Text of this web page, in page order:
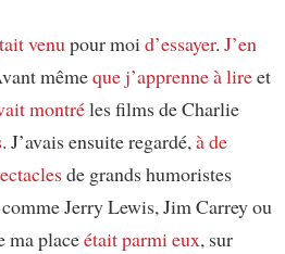
venupour moid’essayer. J’en
mêmeque j’apprenne à lireet
montréles films de Charlie
. J’avais ensuite regardé,à de
de grands humoristes
Jerry Lewis, Jim Carrey ou
ma placeétait parmi eux, sur